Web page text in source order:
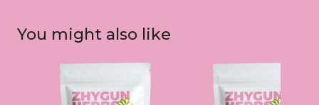
You might also like